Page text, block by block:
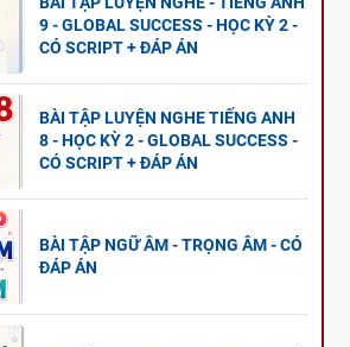
9 - GLOBAL SUCCESS - HỌC KỲ 2 -
CÓ SCRIPT + ĐÁP ÁN
BÀI TẬP LUYỆN NGHE TIẾNG ANH
8 - HỌC KỲ 2 - GLOBAL SUCCESS -
CÓ SCRIPT + ĐÁP ÁN
BÀI TẬP NGỮ ÂM - TRỌNG ÂM - CÓ
ĐÁP ÁN